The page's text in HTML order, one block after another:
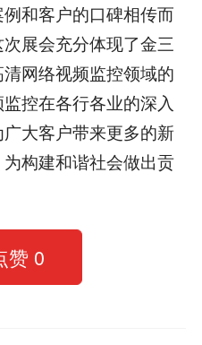
和客户的口碑相传而
展会充分体现了金三
网络视频监控领域的
控在各行各业的深入
大客户带来更多的新
构建和谐社会做出贡
赞 0